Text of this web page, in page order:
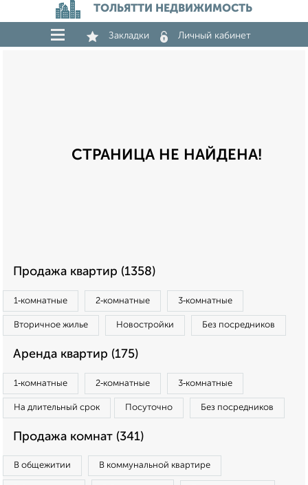
ТОЛЬЯТТИ НЕДВИЖИМОСТЬ
Закладки Личный кабинет
СТРАНИЦА НЕ НАЙДЕНА!
Продажа квартир (1358)
1‑комнатные 2‑комнатные 3‑комнатные
Вторичное жилье Новостройки Без посредников
Аренда квартир (175)
1‑комнатные 2‑комнатные 3‑комнатные
На длительный срок Посуточно Без посредников
Продажа комнат (341)
В общежитии В коммунальной квартире